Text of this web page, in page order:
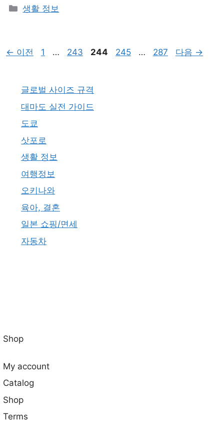
카
생활 정보
← 이전
페
1 …
페
243
페
244
페
245 …
페
287 다음 →
글로벌 사이즈 규격
대마도 실전 가이드
도쿄
삿포로
생활 정보
여행정보
오키나와
육아, 결혼
일본 쇼핑/면세
자동차
Shop
My account
Catalog
Shop
Terms